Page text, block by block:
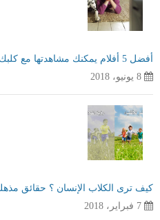
أفضل 5 أفلام يمكنك مشاهدتها مع كلبك
8 يونيو، 2018
كيف ترى الكلاب الإنسان ؟ حقائق
7 فبراير، 2018